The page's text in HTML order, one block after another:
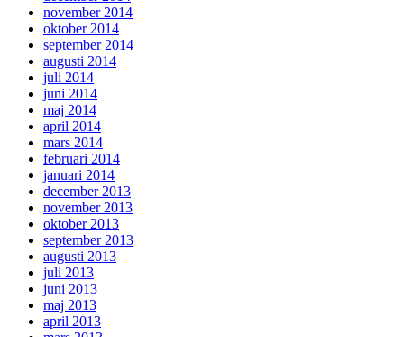
november 2014
oktober 2014
september 2014
augusti 2014
juli 2014
juni 2014
maj 2014
april 2014
mars 2014
februari 2014
januari 2014
december 2013
november 2013
oktober 2013
september 2013
augusti 2013
juli 2013
juni 2013
maj 2013
april 2013